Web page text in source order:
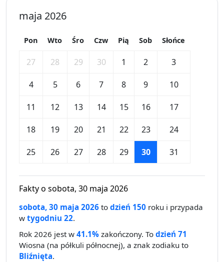
maja 2026
Pon Wto Śro Czw Pią Sob Słońce
27 28 29 30 1 2 3
4 5 6 7 8 9 10
11 12 13 14 15 16 17
18 19 20 21 22 23 24
25 26 27 28 29 30 31
Fakty o sobota, 30 maja 2026
sobota, 30 maja 2026 to dzień 150 roku i przypada
w tygodniu 22.
Rok 2026 jest w 41.1% zakończony. To dzień 71
Wiosna (na półkuli północnej), a znak zodiaku to
Bliźnięta.